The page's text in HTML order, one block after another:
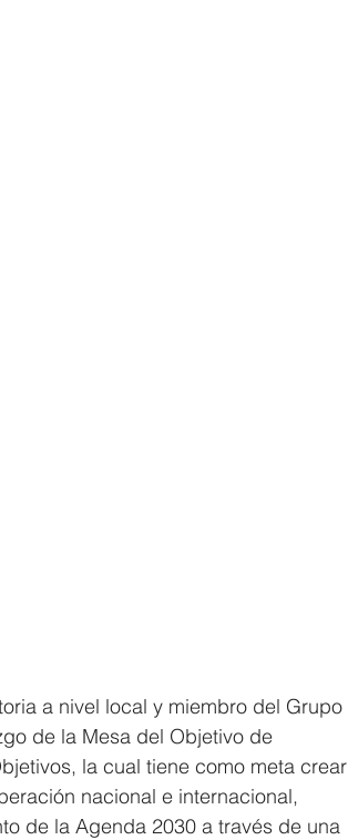
a nivel local y miembro del Grupo
de la Mesa del Objetivo de
la cual tiene como meta crear
nacional e internacional,
de la Agenda 2030 a través de una